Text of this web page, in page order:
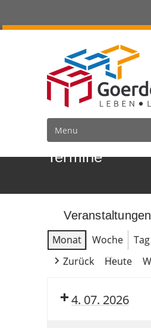
Termine
Monat
Woche
Tag
Zurück
Heute
4. 07. 2026